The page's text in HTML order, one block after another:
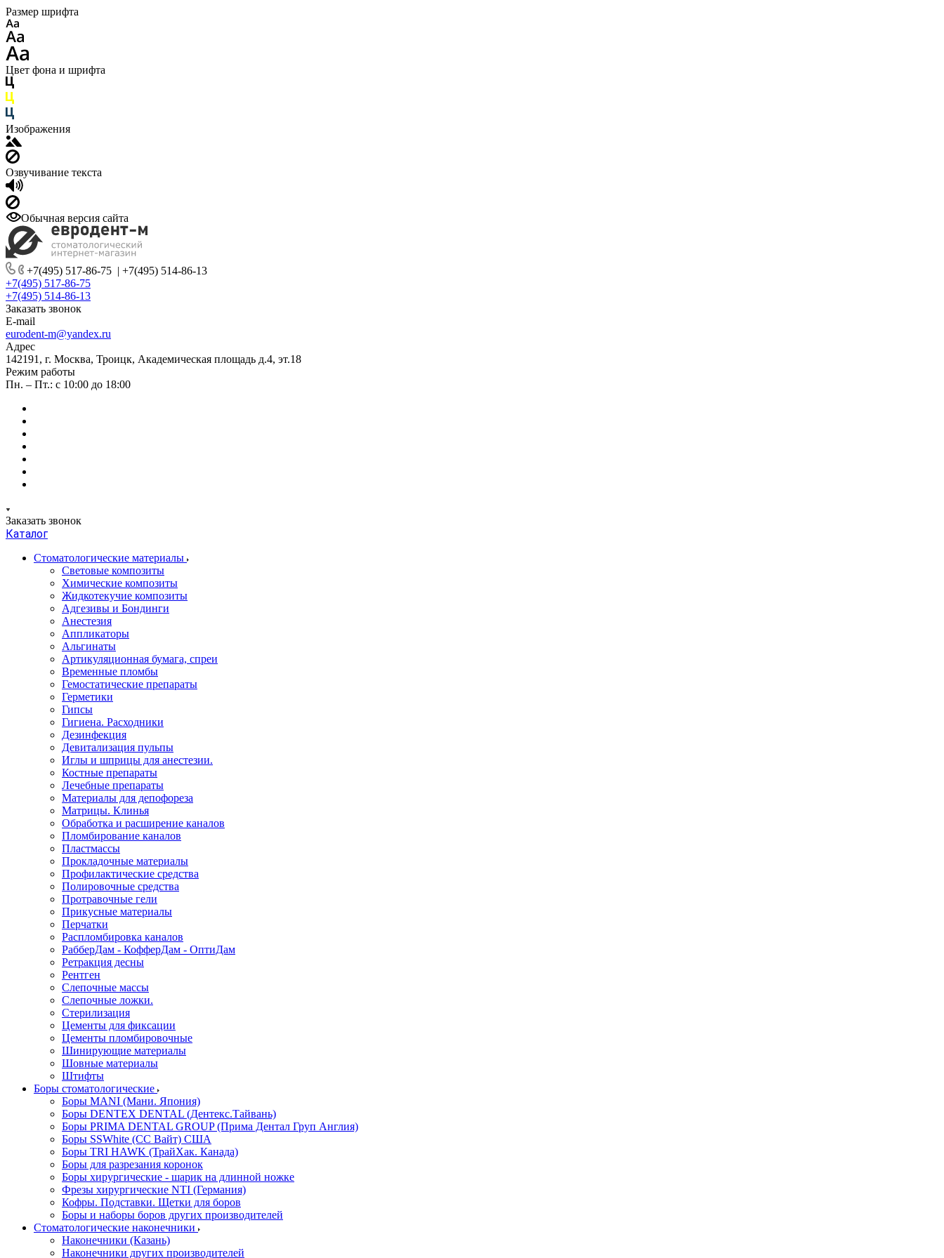
Размер шрифта
Цвет фона и шрифта
Изображения
Озвучивание текста
Обычная версия сайта
+7(495) 517-86-75 | +7(495) 514-86-13
+7(495) 517-86-75
+7(495) 514-86-13
Заказать звонок
E-mail
eurodent-m@yandex.ru
Адрес
142191, г. Москва, Троицк, Академическая площадь д.4, эт.18
Режим работы
Пн. – Пт.: с 10:00 до 18:00
Заказать звонок
Каталог
Стоматологические материалы
Световые композиты
Химические композиты
Жидкотекучие композиты
Адгезивы и Бондинги
Анестезия
Аппликаторы
Альгинаты
Артикуляционная бумага, спреи
Временные пломбы
Гемостатические препараты
Герметики
Гипсы
Гигиена. Расходники
Дезинфекция
Девитализация пульпы
Иглы и шприцы для анестезии.
Костные препараты
Лечебные препараты
Материалы для депофореза
Матрицы. Клинья
Обработка и расширение каналов
Пломбирование каналов
Пластмассы
Прокладочные материалы
Профилактические средства
Полировочные средства
Протравочные гели
Прикусные материалы
Перчатки
Распломбировка каналов
РабберДам - КофферДам - ОптиДам
Ретракция десны
Рентген
Слепочные массы
Слепочные ложки.
Стерилизация
Цементы для фиксации
Цементы пломбировочные
Шинирующие материалы
Шовные материалы
Штифты
Боры стоматологические
Боры MANI (Мани. Япония)
Боры DENTEX DENTAL (Дентекс.Тайвань)
Боры PRIMA DENTAL GROUP (Прима Дентал Груп Англия)
Боры SSWhite (СС Вайт) США
Боры TRI HAWK (ТрайХак. Канада)
Боры для разрезания коронок
Боры хирургические - шарик на длинной ножке
Фрезы хирургические NTI (Германия)
Кофры. Подставки. Щетки для боров
Боры и наборы боров других производителей
Стоматологические наконечники
Наконечники (Казань)
Наконечники других производителей